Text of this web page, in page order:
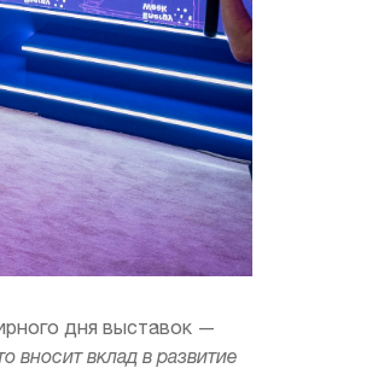
дня выставок —
вносит вклад в развитие